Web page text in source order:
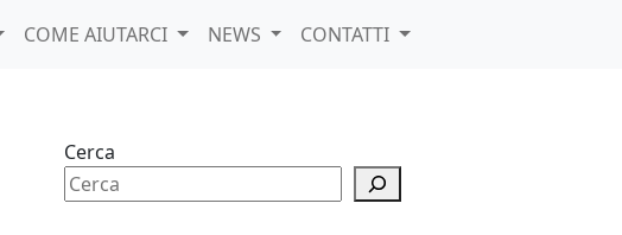
COME AIUTARCI NEWS CONTATTI
Cerca